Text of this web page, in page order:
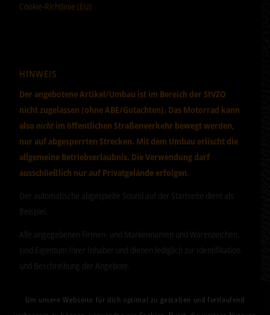
Cookie-Richtlinie (EU)
HINWEIS
Der angebotene Artikel/Umbau ist im Bereich der StVZO
nicht zugelassen (ohne ABE/Gutachten). Das Motorrad kann
alsonicht im öffentlichen Straßenverkehr bewegt werden,
nur auf abgesperrten Strecken. Mit dem Umbau erlischt die
allgemeine Betriebserlaubnis. Die Verwendung darf
ausschließlich nur auf Privatgelände erfolgen.
Der automatische abgespielte Sound auf der Startseite dient als
Beispiel.
Alle angegebenen Firmen- und Markennamen und Warenzeichen,
sind Eigentum Ihrer Inhaber und dienen lediglich zur Identifikation
und Beschreibung der Angebote.
Um unsere Webseite für dich optimal zu gestalten und fortlaufend